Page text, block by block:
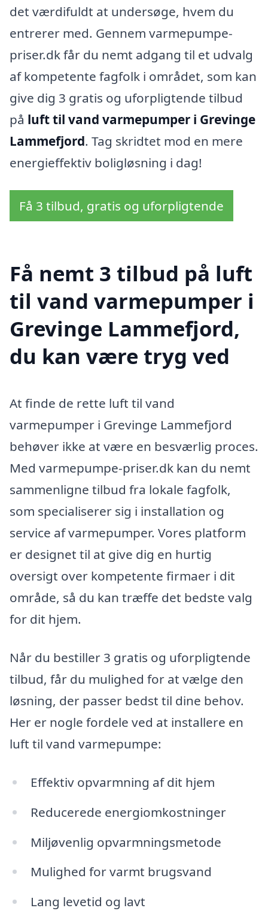
det værdifuldt at undersøge, hvem du
entrerer med. Gennem varmepumpe-
priser.dk får du nemt adgang til et udvalg
af kompetente fagfolk i området, som kan
give dig 3 gratis og uforpligtende tilbud
på luft til vand varmepumper i Grevinge
Lammefjord. Tag skridtet mod en mere
energieffektiv boligløsning i dag!
Få 3 tilbud, gratis og uforpligtende
Få nemt 3 tilbud på luft
til vand varmepumper i
Grevinge Lammefjord,
du kan være tryg ved
At finde de rette luft til vand
varmepumper i Grevinge Lammefjord
behøver ikke at være en besværlig proces.
Med varmepumpe-priser.dk kan du nemt
sammenligne tilbud fra lokale fagfolk,
som specialiserer sig i installation og
service af varmepumper. Vores platform
er designet til at give dig en hurtig
oversigt over kompetente firmaer i dit
område, så du kan træffe det bedste valg
for dit hjem.
Når du bestiller 3 gratis og uforpligtende
tilbud, får du mulighed for at vælge den
løsning, der passer bedst til dine behov.
Her er nogle fordele ved at installere en
luft til vand varmepumpe:
Effektiv opvarmning af dit hjem
Reducerede energiomkostninger
Miljøvenlig opvarmningsmetode
Mulighed for varmt brugsvand
Lang levetid og lavt